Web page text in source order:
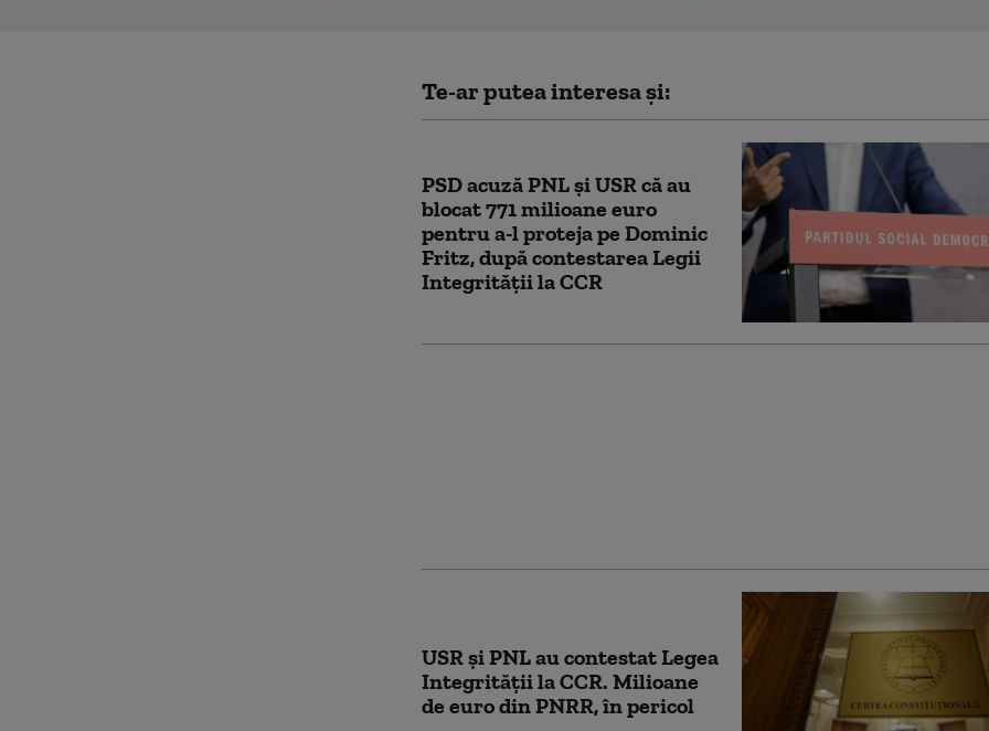
Te-ar putea interesa și:
PSD acuză PNL şi USR că au
blocat 771 milioane euro
pentru a-l proteja pe Dominic
Fritz, după contestarea Legii
Integrității la CCR
USR și PNL au contestat Legea
Integrității la CCR. Milioane
de euro din PNRR, în pericol